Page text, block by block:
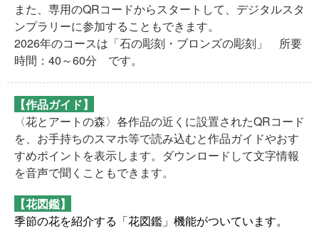
また、専用のQRコードからスタートして、デジタルスタ
ンプラリーに参加することもできます。
2026年のコースは「石の彫刻・ブロンズの彫刻」 所要
時間：40～60分 です。
【作品ガイド】
〈花とアートの森〉各作品の近くに設置されたQRコード
を、お手持ちのスマホ等で読み込むと作品ガイドやおす
すめポイントを表示します。ダウンロードして文字情報
を音声で聞くこともできます。
【花図鑑】
季節の花を紹介する「花図鑑」機能がついています。